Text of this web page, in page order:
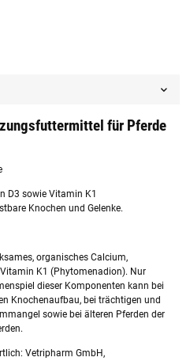
für Pferde
D3 sowie Vitamin K1
Knochen und Gelenke.
organisches Calcium,
K1 (Phytomenadion). Nur
dieser Komponenten kann bei
Knochenaufbau, bei trächtigen und
sowie bei älteren Pferden der
Vetripharm GmbH,